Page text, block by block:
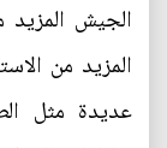
الجيش
المزيد من
عديدة مثل